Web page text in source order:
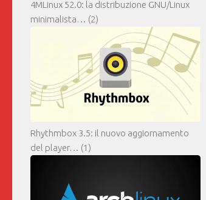
4MLinux 52.0: la distribuzione GNU/Linux
minimalista… (2)
Rhythmbox 3.5: il nuovo aggiornamento
del player… (1)